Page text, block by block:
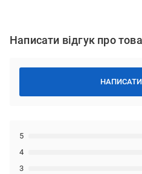
Написати відгук про
НАПИСАТИ
3
4
5